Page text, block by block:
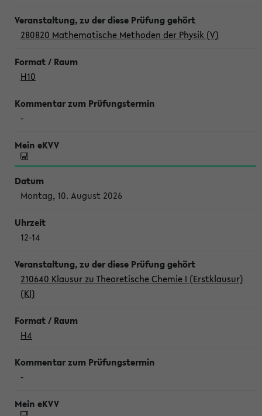
280820 Mathematische Methoden der Physik (V)
H10
-
Montag, 10. August 2026
12-14
210640 Klausur zu Theoretische Chemie I (Erstklausur)
(Kl)
H4
-